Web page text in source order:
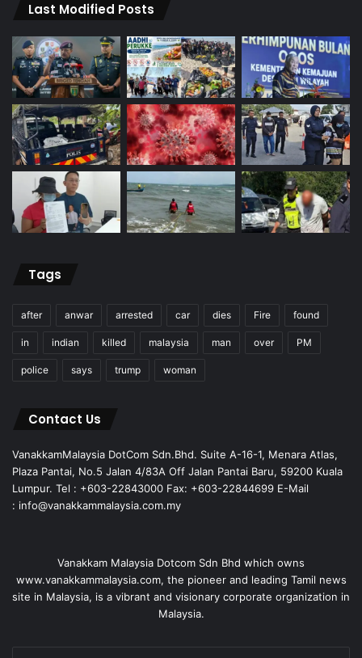
Last Modified Posts
Tags
after anwar arrested car dies Fire found
in indian killed malaysia man over PM
police says trump woman
Contact Us
VanakkamMalaysia DotCom Sdn.Bhd. Suite A-16-1, Menara Atlas,
Plaza Pantai, No.5 Jalan 4/83A Off Jalan Pantai Baru, 59200 Kuala
Lumpur. Tel : +603-22843000 Fax: +603-22844699 E-Mail
: info@vanakkammalaysia.com.my
Vanakkam Malaysia Dotcom Sdn Bhd which owns
www.vanakkammalaysia.com, the pioneer and leading Tamil news
site in Malaysia, is a vibrant and visionary corporate organization in
Malaysia.